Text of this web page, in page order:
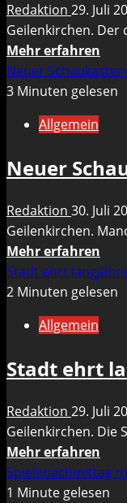
–
und
Redaktion 29. Juli
Geilenkirchen. Der
Mehr erfahren
über
Neuer
3 Minuten gelesen
Allgemein
Neuer
Redaktion 30. Juli
Geilenkirchen.
Mehr erfahren
über
Ein
zum
Stadt ehrt
2 Minuten gelesen
Allgemein
Stadt ehrt
Redaktion 29. Juli
Geilenkirchen. Die
Mehr erfahren
über
Spielenachmittag
1 Minute gelesen